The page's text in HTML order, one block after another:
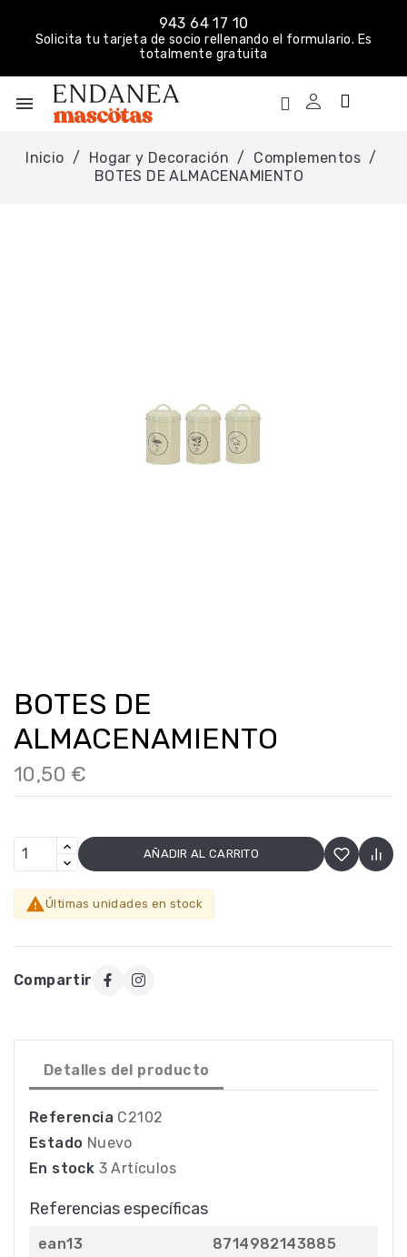
943 64 17 10
Solicita tu tarjeta de socio rellenando el formulario. Es
totalmente gratuita
menu
Inicio Hogar y Decoración
Complementos
BOTES DE ALMACENAMIENTO
BOTES DE
ALMACENAMIENTO
10,50 €
AÑADIR AL CARRITO
Últimas unidades en stock
Compartir
Detalles del producto
Referencia C2102
Estado Nuevo
En stock 3 Artículos
Referencias específicas
ean13 8714982143885